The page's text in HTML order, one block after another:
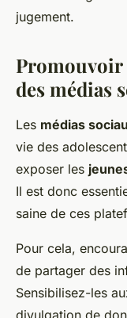
jugement.
des médias
Les médias
vie des
exposer les
Il est donc
saine de ces
Pour cela,
de partager des
Sensibilisez-les